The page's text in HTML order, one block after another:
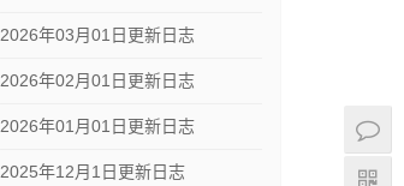
2026年03月01日更新日志
2026年02月01日更新日志
2026年01月01日更新日志
2025年12月1日更新日志